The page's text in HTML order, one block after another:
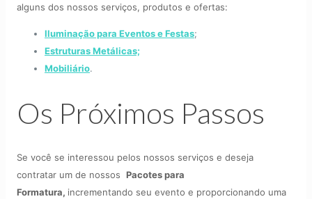
alguns dos nossos serviços, produtos e ofertas:
Iluminação para Eventos e Festas;
Estruturas Metálicas;
Mobiliário.
Os Próximos Passos
Se você se interessou pelos nossos serviços e deseja
contratar um de nossos Pacotes para
Formatura, incrementando seu evento e proporcionando uma